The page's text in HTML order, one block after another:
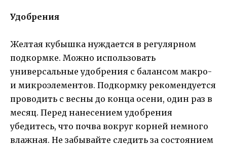
Удобрения
Желтая кубышка нуждается в регулярном
подкормке. Можно использовать
универсальные удобрения с балансом макро-
и микроэлементов. Подкормку рекомендуется
проводить с весны до конца осени, один раз в
месяц. Перед нанесением удобрения
убедитесь, что почва вокруг корней немного
влажная. Не забывайте следить за состоянием